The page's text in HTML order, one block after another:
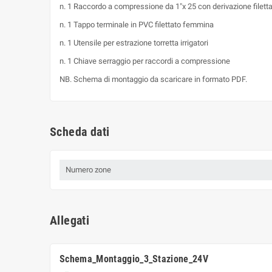
n. 1 Raccordo a compressione da 1"x 25 con derivazione
n. 1 Tappo terminale in PVC filettato femmina
n. 1 Utensile per estrazione torretta irrigatori
n. 1 Chiave serraggio per raccordi a compressione
NB. Schema di montaggio da scaricare in formato PDF.
Scheda dati
Numero zone
Allegati
Schema_Montaggio_3_Stazione_24V